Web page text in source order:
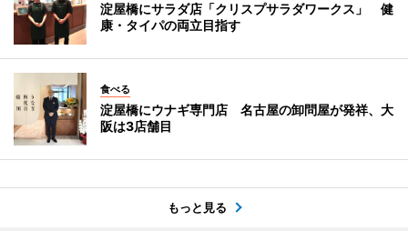
淀屋橋にサラダ店「クリスプサラダワークス」 健
康・タイパの両立目指す
食べる
淀屋橋にウナギ専門店 名古屋の卸問屋が発祥、大
阪は3店舗目
もっと見る